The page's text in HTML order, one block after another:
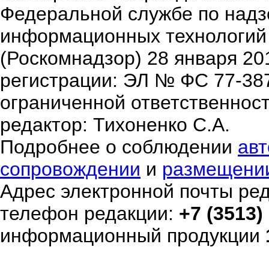
Федеральной службе по
информационных
(Роскомнадзор) 28 января
регистрации: ЭЛ № ФС 77-
ограниченной
редактор: Тихоненко С.А.
Подробнее о соблюдении
сопровождении и
Адрес электронной почты
телефон редакции: +7
информационный продукции